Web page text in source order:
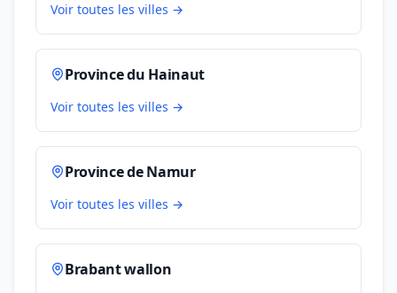
Voir toutes les villes →
Province du Hainaut
Voir toutes les villes →
Province de Namur
Voir toutes les villes →
Brabant wallon